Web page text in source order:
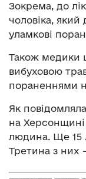
Зокрема, до
чоловіка, який
уламкові
Також медики
вибуховою
пораненнями
Як
на Херсонщині
людина. Ще 15
Третина з них